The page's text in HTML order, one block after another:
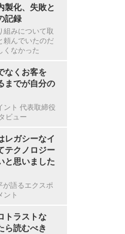
製化、失敗と
記録
組みについて取
頼んでいたのだ
くなかった
なくお客を
までが自分の
ント 代表取締役
ビュー
レガシーなイ
テクノロジー
と思いました
語るエクスポ
ント
トラストな
ら読むべき